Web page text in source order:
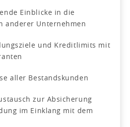
Einblicke in die
anderer Unternehmen
und Kreditlimits mit
aller Bestandskunden
zur Absicherung
im Einklang mit dem